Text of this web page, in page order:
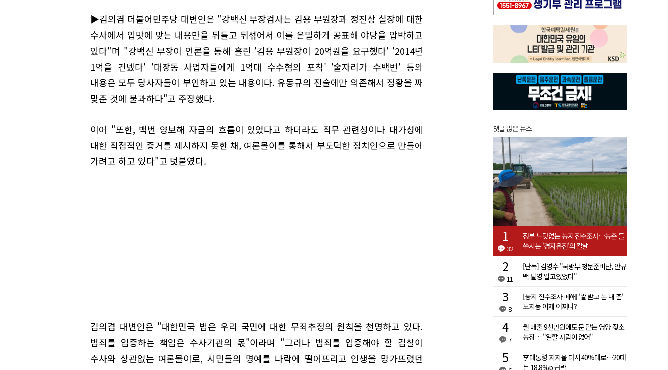
▶김의겸 더불어민주당 대변인은 "강백신 부장검사는 김용 부원장과 정진상 실장에 대한
수사에서 입맛에 맞는 내용만을 뒤틀고 뒤섞어서 이를 은밀하게 공표해 야당을 압박하고
있다"며 "강백신 부장이 언론을 통해 흘린 '김용 부원장이 20억원을 요구했다' '2014년
1억을 건넸다' '대장동 사업자들에게 1억대 수수혐의 포착' '술자리가 수백번' 등의
내용은 모두 당사자들이 부인하고 있는 내용이다. 유동규의 진술에만 의존해서 정황을 짜
맞춘 것에 불과하다"고 주장했다.
이어 "또한, 백번 양보해 자금의 흐름이 있었다고 하더라도 직무 관련성이나 대가성에
대한 직접적인 증거를 제시하지 못한 채, 여론몰이를 통해서 부도덕한 정치인으로 만들어
가려고 하고 있다"고 덧붙였다.
김의겸 대변인은 "대한민국 법은 우리 국민에 대한 무죄추정의 원칙을 천명하고 있다.
범죄를 입증하는 책임은 수사기관의 몫"이라며 "그러나 범죄를 입증해야 할 검찰이
수사와 상관없는 여론몰이로, 시민들의 명예를 나락에 떨어뜨리고 인생을 망가뜨렸던
댓글 많은 뉴스
32
정부 느닷없는 농지 전수조사…농촌 들
쑤시는 '경자유전'의 칼날
11
[단독] 김영수 "국방부 청문준비단, 안규
백 탈영 알고있었다"
8
[농지 전수조사 폐해] '쌀 받고 논 내 준'
도지농 이제 어쩌나?
7
월 매출 9천만원에도 문 닫는 영양 젖소
농장… "일할 사람이 없어"
李대통령 지지율 다시 40%대로…20대
는 18.8%p 급락